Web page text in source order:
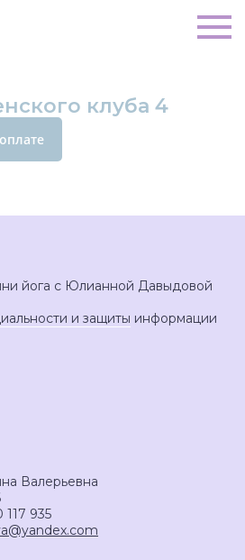
клуба 4
йога с Юлианной Давыдовой
и защиты информации
Валерьевна
935